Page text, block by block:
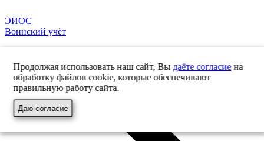
ЭИОС
Воинский учёт
Продолжая использовать наш сайт, Вы даёте согласиена
обработку файлов cookie, которые обеспечивают
правильную работу сайта.
Даю согласие